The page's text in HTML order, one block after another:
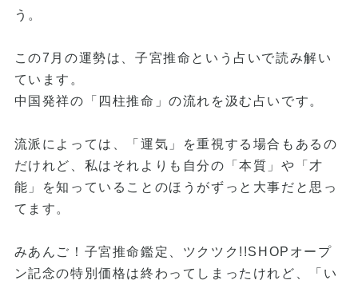
う。
この7月の運勢は、子宮推命という占いで読み解い
ています。
中国発祥の「四柱推命」の流れを汲む占いです。
流派によっては、「運気」を重視する場合もあるの
だけれど、私はそれよりも自分の「本質」や「才
能」を知っていることのほうがずっと大事だと思っ
てます。
みあんご！子宮推命鑑定、ツクツク!!SHOPオープ
ン記念の特別価格は終わってしまったけれど、「い